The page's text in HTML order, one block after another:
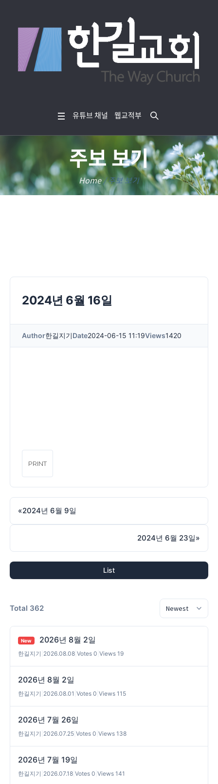
유튜브 채널 웹교적부
주보 보기
Home/주보 보기
2024년 6월 16일
Author한길지기Date2024-06-15 11:19Views1420
PRINT
«2024년 6월 9일
2024년 6월 23일»
List
Total 362
New 2026년 8월 2일
한길지기 2026.08.08 Votes 0 Views 19
2026년 8월 2일
한길지기 2026.08.01 Votes 0 Views 115
2026년 7월 26일
한길지기 2026.07.25 Votes 0 Views 138
2026년 7월 19일
한길지기 2026.07.18 Votes 0 Views 141